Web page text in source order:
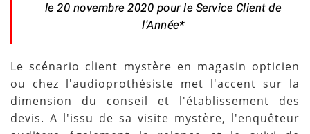
le 20 novembre 2020 pour le Service Client de
l'Année*
Le scénario client mystère en magasin opticien
ou chez l'audioprothésiste met l'accent sur la
dimension du conseil et l'établissement des
devis. A l'issu de sa visite mystère, l'enquêteur